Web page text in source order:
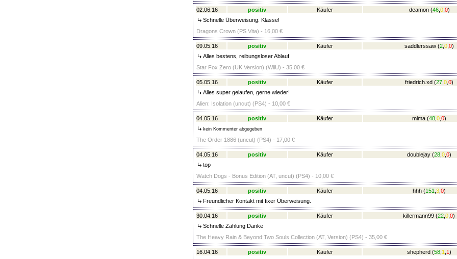
02.06.16 positiv Käufer deamon (46, 0, 0)
Schnelle Überweisung. Klasse!
Dragons Crown (PS Vita) - 16,00 €
09.05.16 positiv Käufer saddlerssaw (2, 0, 0)
Alles bestens, reibungsloser Ablauf
Star Fox Zero (UK Version) (WiiU) - 35,00 €
05.05.16 positiv Käufer friedrich.xd (27, 0, 0)
Alles super gelaufen, gerne wieder!
Alien: Isolation (uncut) (PS4) - 10,00 €
04.05.16 positiv Käufer mima (48 0 0)
kein Kommenter abgegeben
The Order 1886 (uncut) (PS4) - 17,00 €
04.05.16 positiv Käufer doublejay (28, 0, 0)
top
Watch Dogs - Bonus Edition (AT, uncut) (PS4) - 10,00 €
04.05.16 positiv Käufer hhh (151 3 0)
Freundlicher Kontakt mit fixer Überweisung.
30.04.16 positiv Käufer killermann99 (22 0 0)
Schnelle Zahlung Danke
The Heavy Rain & Beyond:Two Souls Collection (AT, Version) (PS4) - 35,00 €
16.04.16 positiv Käufer shepherd (58, 1 1)